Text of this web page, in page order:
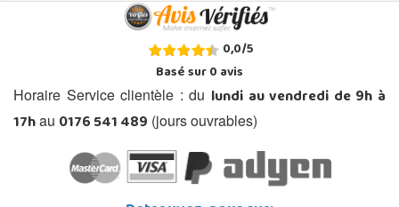
0,0/5
Basé sur0avis
Horaire Service clientèle : du lundi au vendredi de 9h à
17hau 0176 541 489 (jours ouvrables)